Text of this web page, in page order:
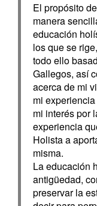
El propósito
manera
educación
los que se
todo ello
Gallegos, así
acerca de mi
mi
mi interés por
experiencia
Holista a
misma.
La educación
antigüedad,
preservar la